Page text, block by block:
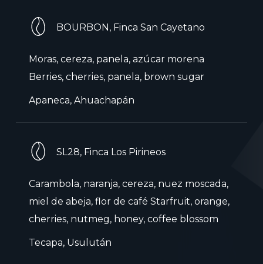
BOURBON, Finca San Cayetano
Moras, cereza, panela, azúcar morena
Berries, cherries, panela, brown sugar
Apaneca, Ahuachapán
SL28, Finca Los Pirineos
Carambola, naranja, cereza, nuez moscada,
miel de abeja, flor de café Starfruit, orange,
cherries, nutmeg, honey, coffee blossom
Tecapa, Usulután